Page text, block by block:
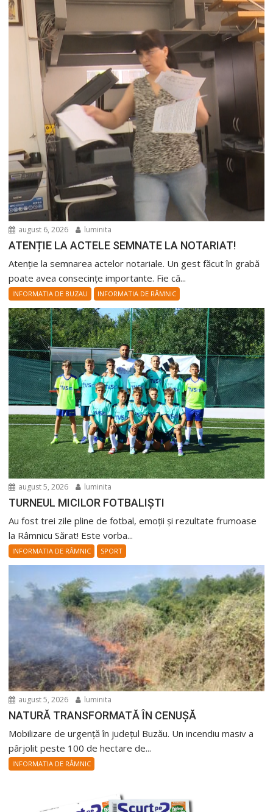
august 6, 2026 luminita
ATENȚIE LA ACTELE SEMNATE LA NOTARIAT!
Atenție la semnarea actelor notariale. Un gest făcut în grabă
poate avea consecințe importante. Fie că...
INFORMATIA DE BUZAU INFORMATIA DE RÂMNIC
august 5, 2026 luminita
TURNEUL MICILOR FOTBALIȘTI
Au fost trei zile pline de fotbal, emoții și rezultate frumoase
la Râmnicu Sărat! Este vorba...
INFORMATIA DE RÂMNIC SPORT
august 5, 2026 luminita
NATURĂ TRANSFORMATĂ ÎN CENUȘĂ
Mobilizare de urgență în județul Buzău. Un incendiu masiv a
pârjolit peste 100 de hectare de...
INFORMATIA DE RÂMNIC